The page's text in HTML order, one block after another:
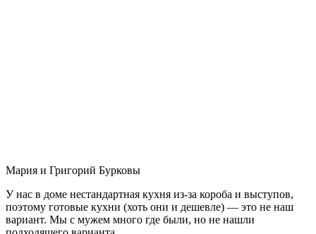
Мария и Григорий Бурковы
У нас в доме нестандартная кухня из-за короба и выступов,
поэтому готовые кухни (хоть они и дешевле) — это не наш
вариант. Мы с мужем много где были, но не нашли